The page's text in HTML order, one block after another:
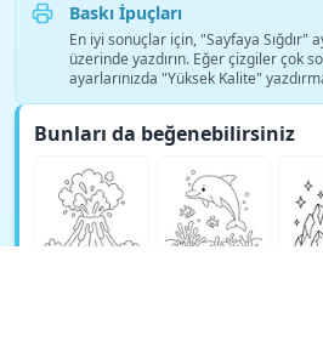
Baskı İpuçları
En iyi sonuçlar için, "Sayfaya Sığdır"
üzerinde yazdırın. Eğer çizgiler çok
ayarlarınızda "Yüksek Kalite"
Bunları da beğenebilirsiniz